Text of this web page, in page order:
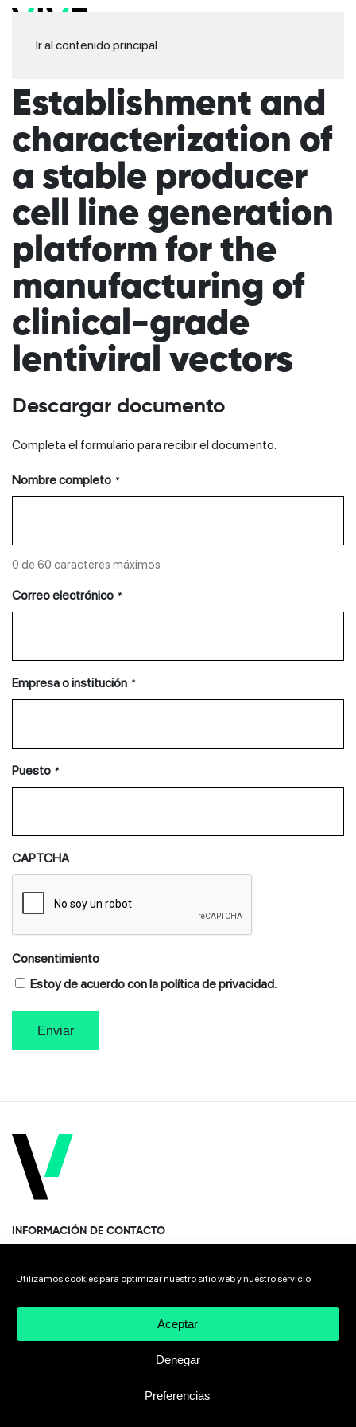
Utilizamos cookies para optimizar nuestro sitio web y nuestro servicio
Aceptar
Denegar
Preferencias
Ir al contenido principal
Establishment and
characterization of
a stable producer
cell line generation
platform for the
manufacturing of
clinical-grade
lentiviral vectors
Descargar documento
Completa el formulario para recibir el documento.
Nombre completo *
0 de 60 caracteres máximos
Correo electrónico *
Empresa o institución *
Puesto *
CAPTCHA
Consentimiento
Estoy de acuerdo con la política de privacidad.
INFORMACIÓN DE CONTACTO
20014 Spain